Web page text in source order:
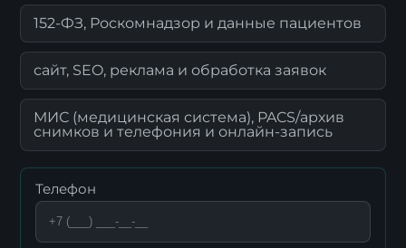
152-ФЗ, Роскомнадзор и данные пациентов
сайт, SEO, реклама и обработка заявок
МИС (медицинская система), PACS/архив
снимков и телефония и онлайн-запись
Телефон